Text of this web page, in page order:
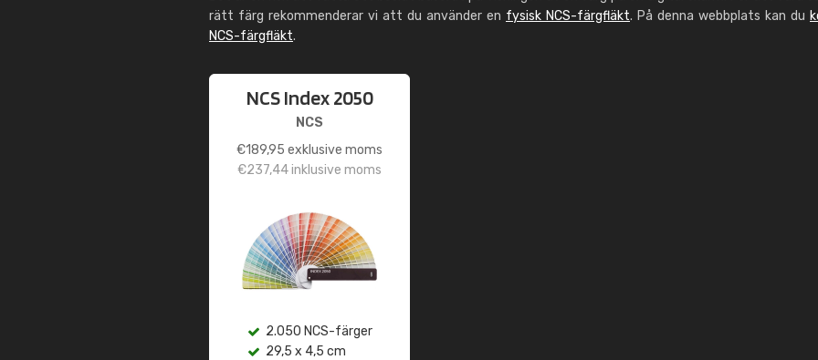
rätt färg rekommenderar vi att du använder en fysisk NCS-färgfläkt. På denna webbplats kan du
NCS-färgfläkt.
NCS Index 2050
NCS
€189,95 exklusive moms
€237,44inklusive moms
2.050 NCS-färger
29,5 x 4,5 cm